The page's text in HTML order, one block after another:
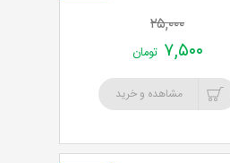
۲۵,۰۰۰
۷,۵۰۰ تومان
مشاهده و خرید